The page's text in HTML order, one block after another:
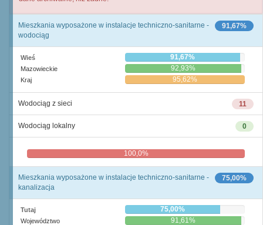
91,67%
Mieszkania wyposażone w instalacje techniczno-sanitarne -
wodociąg
Wieś 91,67%
Mazowieckie 92,93%
Kraj 95,62%
11
Wodociąg z sieci
0
Wodociąg lokalny
100,0%
75,00%
Mieszkania wyposażone w instalacje techniczno-sanitarne -
kanalizacja
Tutaj 75,00%
Województwo 91,61%